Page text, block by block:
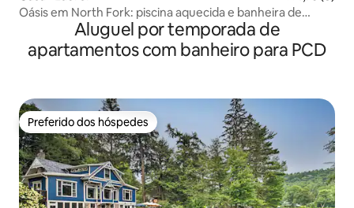
Oásis em North Fork: piscina aquecida e banheira de
hidromassagemAluguel por temporada de
apartamentos com banheiro para PCD
Preferido dos hóspedes
Preferido dos hóspedes